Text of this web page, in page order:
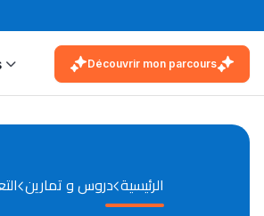
Découvrir mon parcours
الرئيسية دروس و تمارين